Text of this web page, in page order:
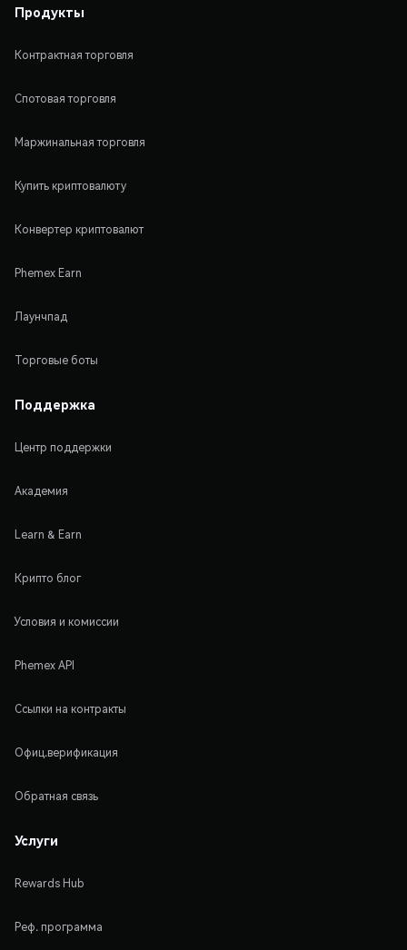
Продукты
Контрактная торговля
Спотовая торговля
Маржинальная торговля
Купить криптовалюту
Конвертер криптовалют
Phemex Earn
Лаунчпад
Торговые боты
Поддержка
Центр поддержки
Академия
Learn & Earn
Крипто блог
Условия и комиссии
Phemex API
Ссылки на контракты
Офиц.верификация
Обратная связь
Услуги
Rewards Hub
Реф. программа